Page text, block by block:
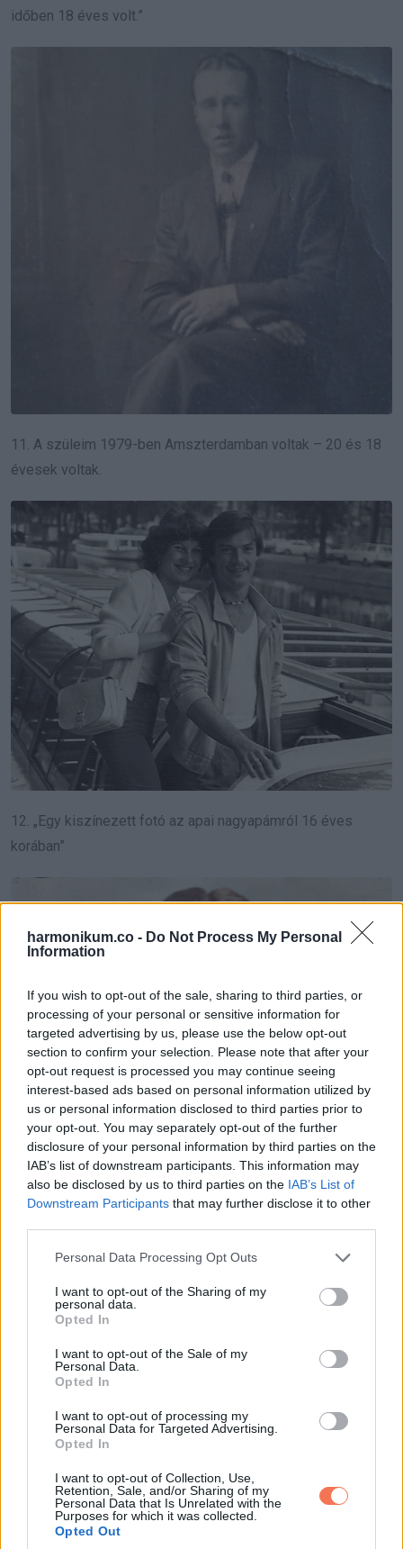
harmonikum.co - Do Not Process My Personal
Information
If you wish to opt-out of the sale, sharing to third parties, or
processing of your personal or sensitive information for
targeted advertising by us, please use the below opt-out
section to confirm your selection. Please note that after your
opt-out request is processed you may continue seeing
interest-based ads based on personal information utilized by
us or personal information disclosed to third parties prior to
your opt-out. You may separately opt-out of the further
disclosure of your personal information by third parties on the
IAB’s list of downstream participants. This information may
also be disclosed by us to third parties on the IAB’s List of
Downstream Participants that may further disclose it to other
Please note that this website/app uses one or more Google
not limited to your visit or usage behaviour. You may click to
grant or deny consent to Google and its third-party tags to
use your data for below specified purposes in below Google
consent section.
Personal Data Processing Opt Outs
I want to opt-out of the Sharing of my
personal data.
Opted In
I want to opt-out of the Sale of my
Personal Data.
Opted In
I want to opt-out of processing my
Personal Data for Targeted Advertising.
Opted In
I want to opt-out of Collection, Use,
Retention, Sale, and/or Sharing of my
Personal Data that Is Unrelated with the
Purposes for which it was collected.
Opted Out
időben 18 éves volt.”
11. A szüleim 1979-ben Amszterdamban voltak – 20 és 18
évesek voltak.
12. „Egy kiszínezett fotó az apai nagyapámról 16 éves
korában”
13. „19 éves nagyapám úgy néz ki, mint egy régi iskolai
gengszter”